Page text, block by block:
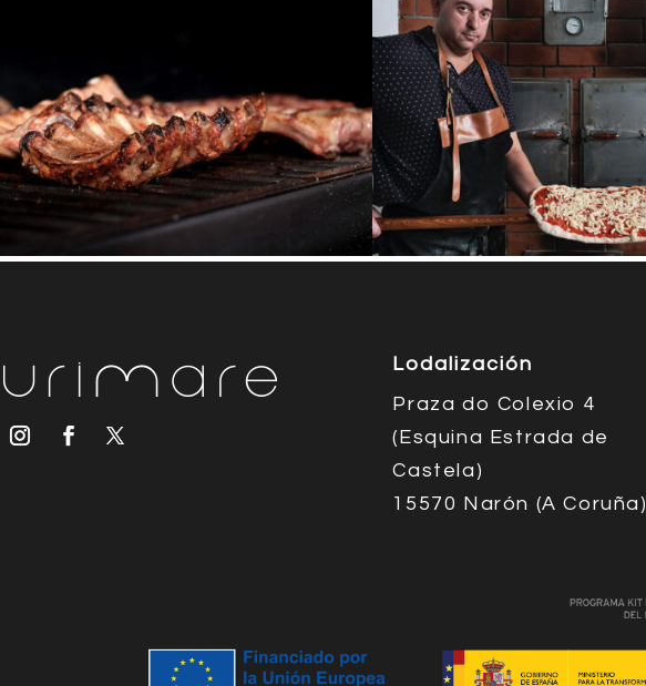
Lodalización
Praza do Colexio 4
(Esquina Estrada de
Castela)
15570 Narón (A Coruña)